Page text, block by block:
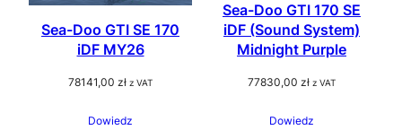
Sea-Doo GTI SE 170
iDF MY26
78141,00 zł z VAT
Dowiedz
Sea-Doo GTI 170 SE
iDF (Sound System)
Midnight Purple
77830,00 zł z VAT
Dowiedz